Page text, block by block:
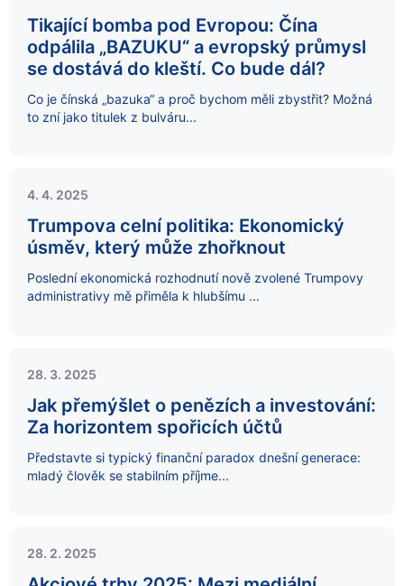
Tikající bomba pod Evropou: Čína
odpálila „BAZUKU“ a evropský průmysl
se dostává do kleští. Co bude dál?
Co je čínská „bazuka“ a proč bychom měli zbystřit? Možná
to zní jako titulek z bulváru...
4. 4. 2025
Trumpova celní politika: Ekonomický
úsměv, který může zhořknout
Poslední ekonomická rozhodnutí nově zvolené Trumpovy
administrativy mě přiměla k hlubšímu ...
28. 3. 2025
Jak přemýšlet o penězích a investování:
Za horizontem spořicích účtů
Představte si typický finanční paradox dnešní generace:
mladý člověk se stabilním příjme...
28. 2. 2025